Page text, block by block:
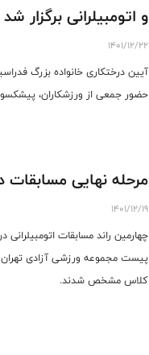
و اتومبیلرانی برگزار شد
1401/12/22
آیین درختکاری خانواده بزرگ
حضور جمعی از ورزشکاران،
مرحله نهایی مسابقات
1401/12/19
پیست مجموعه ورزشی آزادی تهران
کلاس مشخص شدند.